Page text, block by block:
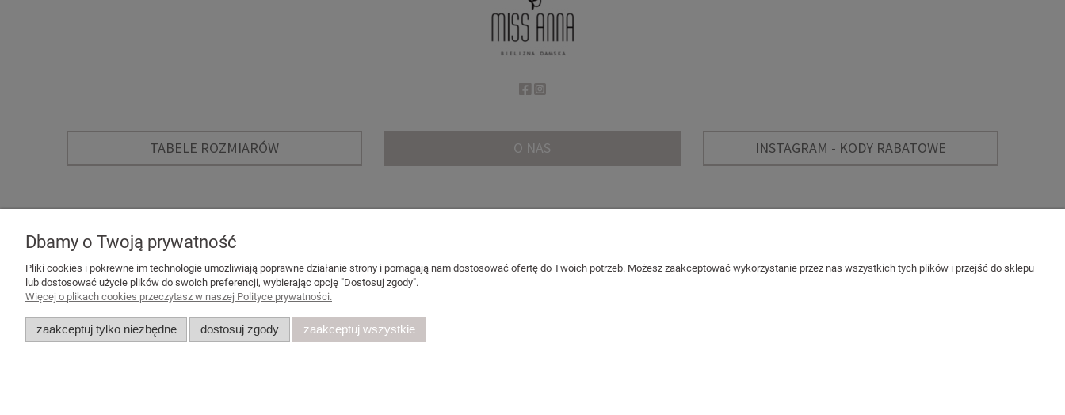
TABELE ROZMIARÓW O NAS INSTAGRAM - KODY RABATOWE
POMOC
Zwroty i reklamacje
Regulamin sklepu
Wzór formularza odstąpienia
Twoje zamówienia
Ustawienia plików cookies
Ustawienia konta
Dbamy o Twoją prywatność
Pliki cookies i pokrewne im technologie umożliwiają poprawne działanie strony i pomagają nam dostosować ofertę do Twoich potrzeb. Możesz zaakceptować wykorzystanie przez nas wszystkich tych plików i przejść do sklepu
lub dostosować użycie plików do swoich preferencji, wybierając opcję "Dostosuj zgody".
Więcej o plikach cookies przeczytasz w naszej Polityce prywatności.
zaakceptuj tylko niezbędne dostosuj zgody zaakceptuj wszystkie